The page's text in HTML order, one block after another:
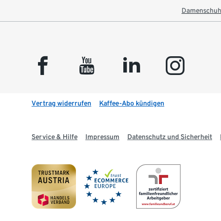
facebook youtube linkedin instagram
Vertrag widerrufen Kaffee-Abo kündigen
Service & Hilfe Impressum Datenschutz und Sicherheit